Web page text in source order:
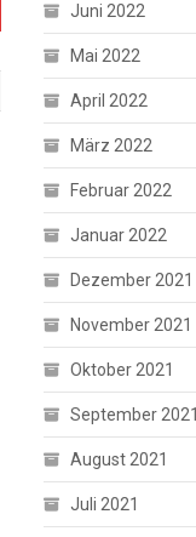
Juni 2022
Mai 2022
April 2022
März 2022
Februar 2022
Januar 2022
Dezember 2021
November 2021
Oktober 2021
September 2021
August 2021
Juli 2021